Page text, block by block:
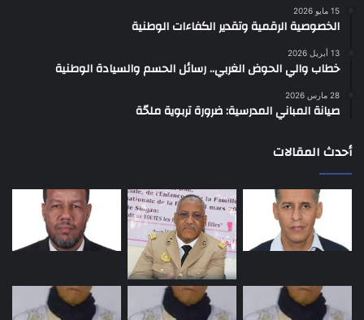
15 مايو 2026
الخصوصية الرقمية وتقدير الكفاءات الوطنية
13 أبريل 2026
خطاب والي الحوض الغربي.. رسائل الحسم والسيادة الوطنية
28 مارس 2026
صيانة المباني المدرسية: ضرورة تربوية ملحّة
أحدث المقالات